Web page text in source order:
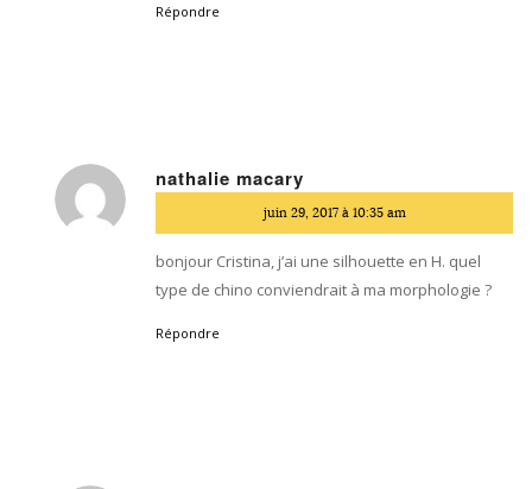
Répondre
nathalie macary
juin 29, 2017 à 10:35 am
bonjour Cristina, j’ai une silhouette en H. quel
type de chino conviendrait à ma morphologie ?
Répondre